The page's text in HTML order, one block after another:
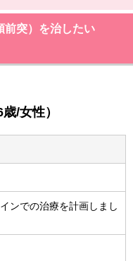
前突）を治したい
/女性）
ンでの治療を計画しまし